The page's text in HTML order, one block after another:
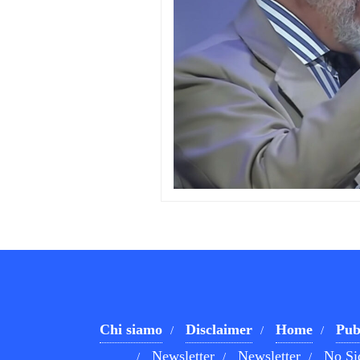
Chi siamo Disclaimer Home
Newsletter
Newsletter No